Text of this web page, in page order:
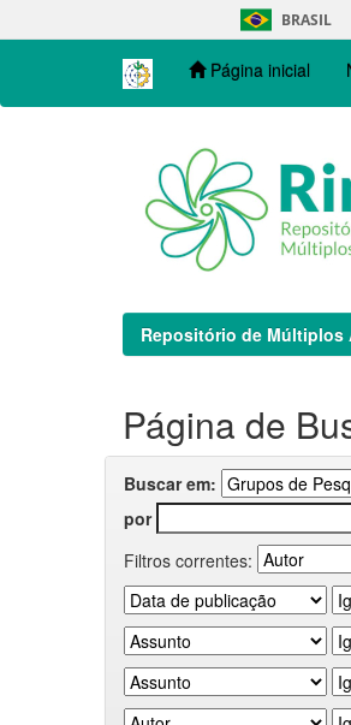
navigation
BRASIL
Página inicial
Repositório de Múltiplos
Página de
Buscar em:
por
Filtros correntes: